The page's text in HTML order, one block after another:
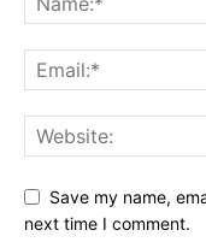
Save my name,
next time I comment.